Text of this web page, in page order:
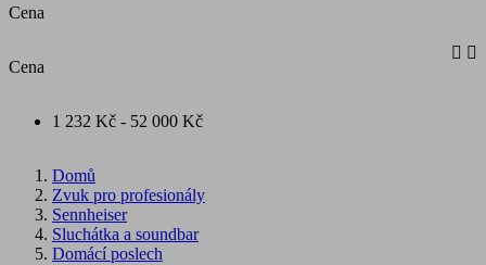
Cena
Cena
 
1 232 Kč - 52 000 Kč
Domů
Zvuk pro profesionály
Sennheiser
Sluchátka a soundbar
Domácí poslech